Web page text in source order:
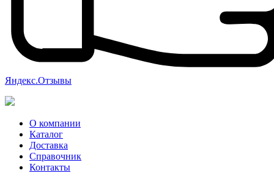
Яндекс.Отзывы
О компании
Каталог
Доставка
Справочник
Контакты